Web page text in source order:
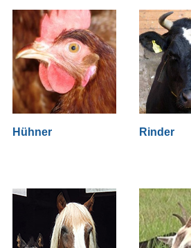
Hühner Rinder